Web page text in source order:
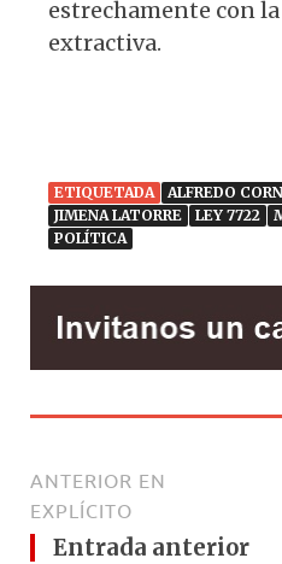
estrechamente con
extractiva.
ETIQUETADA ALFREDO
JIMENA LATORRE
LEY 7722
POLÍTICA
ANTERIOR EN
EXPLÍCITO
Entrada anterior